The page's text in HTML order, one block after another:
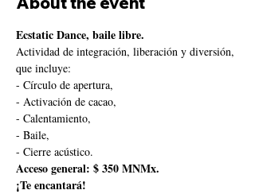
Ecstatic Dance, baile libre.
Actividad de integración, liberación y diversión,
que incluye:
- Círculo de apertura,
- Activación de cacao,
- Calentamiento,
- Baile,
- Cierre acústico.
Acceso general: $ 350 MNMx.
¡Te encantará!